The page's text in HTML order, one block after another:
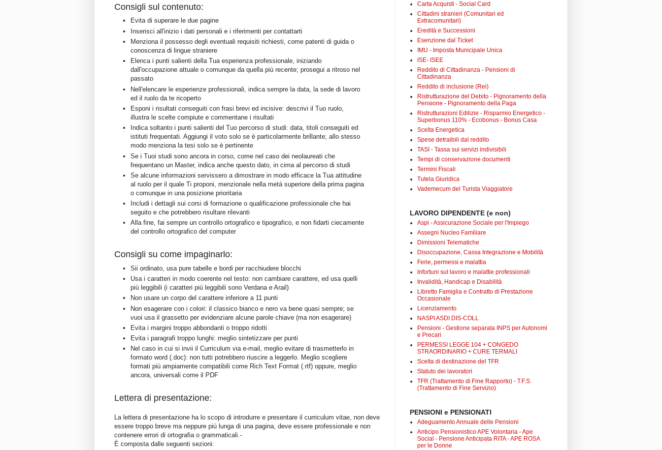
Consigli sul contenuto:
Evita di superare le due pagine
Inserisci all'inizio i dati personali e i riferimenti per contattarti
Menziona il possesso degli eventuali requisiti richiesti, come patenti di guida o
conoscenza di lingue straniere
Elenca i punti salienti della Tua esperienza professionale, iniziando
dall'occupazione attuale o comunque da quella più recente; prosegui a ritroso nel
passato
Nell'elencare le esperienze professionali, indica sempre la data, la sede di lavoro
ed il ruolo da te ricoperto
Esponi i risultati conseguiti con frasi brevi ed incisive: descrivi il Tuo ruolo,
illustra le scelte compiute e commentane i risultati
Indica soltanto i punti salienti del Tuo percorso di studi: data, titoli conseguiti ed
istituti frequentati. Aggiungi il voto solo se è particolarmente brillante; allo stesso
modo menziona la tesi solo se è pertinente
Se i Tuoi studi sono ancora in corso, come nel caso dei neolaureati che
frequentano un Master, indica anche questo dato, in cima al percorso di studi
Se alcune informazioni servissero a dimostrare in modo efficace la Tua attitudine
al ruolo per il quale Ti proponi, menzionale nella metà superiore della prima pagina
o comunque in una posizione prioritaria
Includi i dettagli sui corsi di formazione o qualificazione professionale che hai
seguito e che potrebbero risultare rilevanti
Alla fine, fai sempre un controllo ortografico e tipografico, e non fidarti ciecamente
del controllo ortografico del computer
Consigli su come impaginarlo:
Sii ordinato, usa pure tabelle e bordi per racchiudere blocchi
Usa i caratteri in modo coerente nel testo: non cambiare carattere, ed usa quelli
più leggibili (i caratteri più leggibili sono Verdana e Arail)
Non usare un corpo del carattere inferiore a 11 punti
Non esagerare con i colori: il classico bianco e nero va bene quasi sempre; se
vuoi usa il grassetto per evidenziare alcune parole chiave (ma non esagerare)
Evita i margini troppo abbondanti o troppo ridotti
Evita i paragrafi troppo lunghi: meglio sintetizzare per punti
Nel caso in cui si invii il Curriculum via e-mail, meglio evitare di trasmetterlo in
formato word (.doc): non tutti potrebbero riuscire a leggerlo. Meglio scegliere
formati più ampiamente compatibili come Rich Text Format (.rtf) oppure, meglio
ancora, universali come il PDF
Lettera di presentazione:
La lettera di presentazione ha lo scopo di introdurre e presentare il curriculum vitae, non deve
essere troppo breve ma neppure più lunga di una pagina, deve essere professionale e non
contenere errori di ortografia o grammaticali.-
È composta dalle seguenti sezioni:
Carta Acquisti - Social Card
Cittadini stranieri (Comunitari ed
Extracomunitari)
Eredità e Successioni
Esenzione dal Ticket
IMU - Imposta Municipale Unica
ISE- ISEE
Reddito di Cittadinanza - Pensioni di
Cittadinanza
Reddito di inclusione (Rei)
Ristrutturazione del Debito - Pignoramento della
Pensione - Pignoramento della Paga
Ristrutturazioni Edilizie - Risparmio Energetico -
Superbonus 110% - Ecobonus - Bonus Casa
Scelta Energetica
Spese detraibili dal reddito
TASI - Tassa sui servizi indivisibili
Tempi di conservazione documenti
Termini Fiscali
Tutela Giuridica
Vademecum del Turista Viaggiatore
LAVORO DIPENDENTE (e non)
Aspi - Assicurazione Sociale per l'Impiego
Assegni Nucleo Familiare
Dimissioni Telematiche
Disoccupazione, Cassa Integrazione e Mobilità
Ferie, permessi e malattia
Infortuni sul lavoro e malattie professionali
Invalidità, Handicap e Disabilità
Libretto Famiglia e Contratto di Prestazione
Occasionale
Licenziamento
NASPI ASDI DIS-COLL
Pensioni - Gestione separata INPS per Autonomi
e Precari
PERMESSI LEGGE 104 + CONGEDO
STRAORDINARIO + CURE TERMALI
Scelta di destinazione del TFR
Statuto dei lavoratori
TFR (Trattamento di Fine Rapporto) - T.F.S.
(Trattamento di Fine Servizio)
PENSIONI e PENSIONATI
Adeguamento Annuale delle Pensioni
Anticipo Pensionistico APE Volontaria - Ape
Social - Pensione Anticipata RITA - APE ROSA
per le Donne